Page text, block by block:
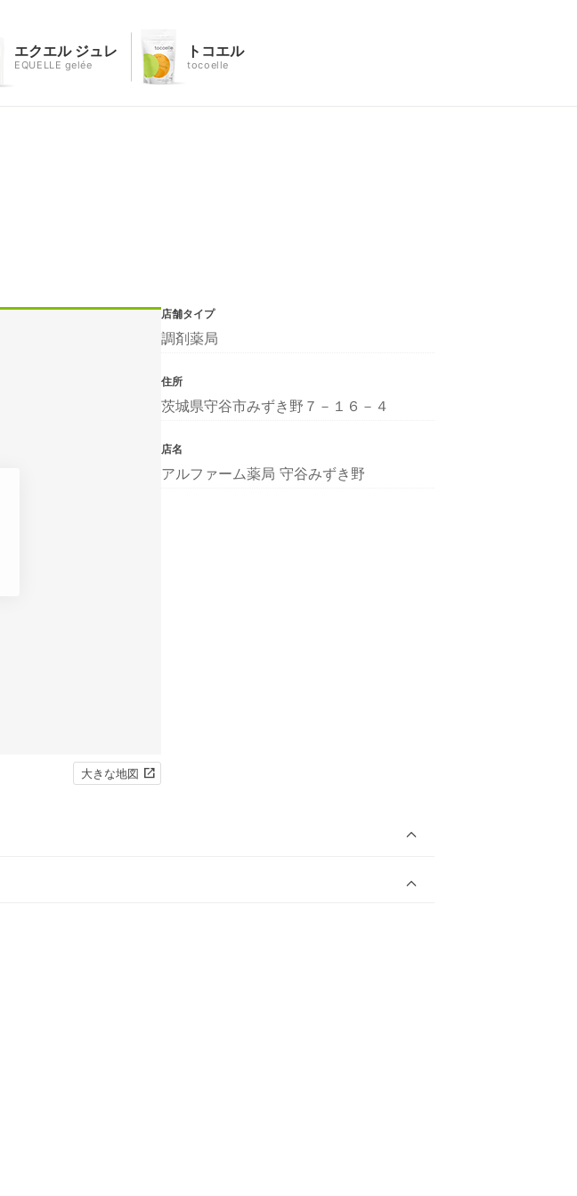
エクエル ジュレ
EQUELLE gelée
トコエル
tocoelle
大きな地図
店舗タイプ
調剤薬局
住所
茨城県守谷市みずき野７－１６－４
店名
アルファーム薬局 守谷みずき野